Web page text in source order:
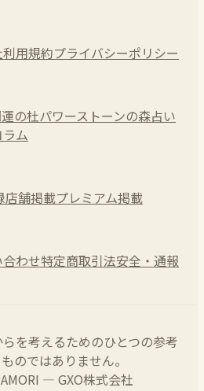
利用規約プライバシーポリシー
の杜パワーストーンの森占い
ラム
店舗掲載プレミアム掲載
わせ特定商取引法安全・通報
を考えるためのひとつの参考
のではありません。
— GXO株式会社